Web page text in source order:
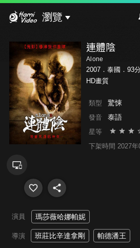
瀏覽
連體陰
Alone
2007．泰國．93
HD畫質
類型 驚悚
發音 泰語
星等
下架時間 2027年
演員 瑪莎薇哈娜帕妮
導演 班莊比辛達拿剛 帕德潘王